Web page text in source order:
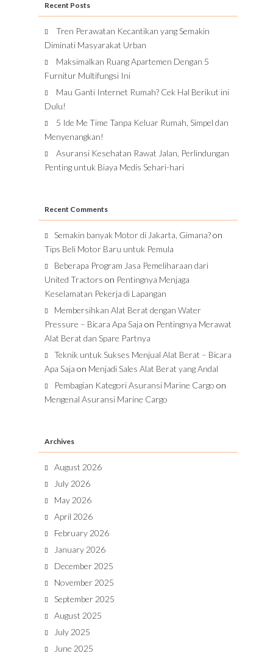
Recent Posts
Tren Perawatan Kecantikan yang Semakin
Diminati Masyarakat Urban
Maksimalkan Ruang Apartemen Dengan 5
Furnitur Multifungsi Ini
Mau Ganti Internet Rumah? Cek Hal Berikut ini
Dulu!
5 Ide Me Time Tanpa Keluar Rumah, Simpel dan
Menyenangkan!
Asuransi Kesehatan Rawat Jalan, Perlindungan
Penting untuk Biaya Medis Sehari-hari
Recent Comments
Semakin banyak Motor di Jakarta, Gimana?on
Tips Beli Motor Baru untuk Pemula
Beberapa Program Jasa Pemeliharaan dari
United Tractors on Pentingnya Menjaga
Keselamatan Pekerja di Lapangan
Membersihkan Alat Berat dengan Water
Pressure – Bicara Apa Saja on Pentingnya Merawat
Alat Berat dan Spare Partnya
Teknik untuk Sukses Menjual Alat Berat – Bicara
Apa Saja on Menjadi Sales Alat Berat yang Andal
Pembagian Kategori Asuransi Marine Cargo on
Mengenal Asuransi Marine Cargo
Archives
August 2026
July 2026
May 2026
April 2026
February 2026
January 2026
December 2025
November 2025
September 2025
August 2025
July 2025
June 2025